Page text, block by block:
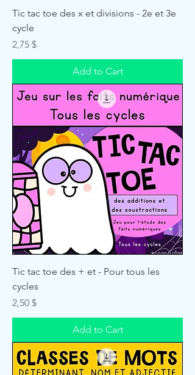
Tic tac toe des x et divisions - 2e et 3e
cycle
Price
2,75 $
Add to Cart
Tic tac toe des + et - Pour tous les
cycles
Price
2,50 $
Add to Cart